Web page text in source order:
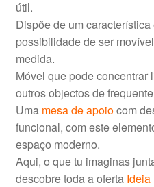
útil.
Dispõe de um
possibilidade de ser
medida.
Móvel que pode concentrar
outros objectos de
Uma mesa de apoiocom
funcional, com este
espaço moderno.
Aqui, o que tu imaginas
descobre toda a oferta Ideia